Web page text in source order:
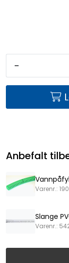
-
Anbefalt
Varenr.:
Slange
Varenr.: